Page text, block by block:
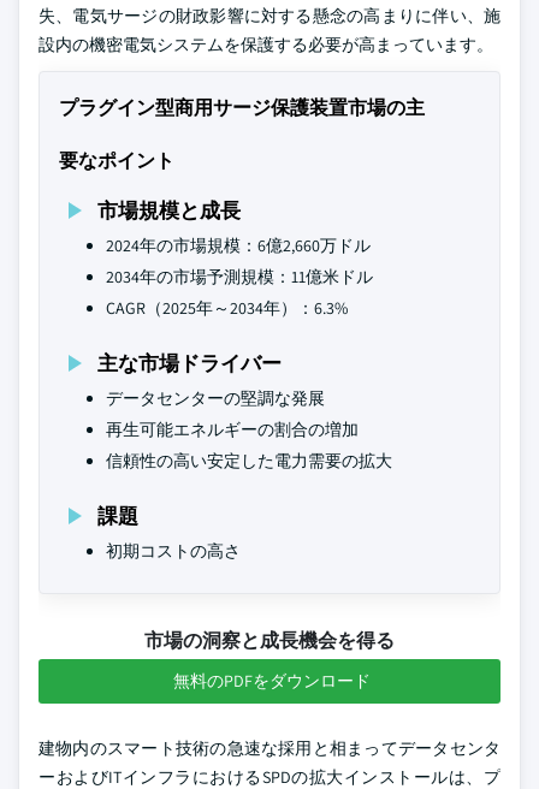
失、電気サージの財政影響に対する懸念の高まりに伴い、施
設内の機密電気システムを保護する必要が高まっています。
プラグイン型商用サージ保護装置市場の主
要なポイント
市場規模と成長
2024年の市場規模：6億2,660万ドル
2034年の市場予測規模：11億米ドル
CAGR（2025年～2034年）：6.3%
主な市場ドライバー
データセンターの堅調な発展
再生可能エネルギーの割合の増加
信頼性の高い安定した電力需要の拡大
課題
初期コストの高さ
市場の洞察と成長機会を得る
無料のPDFをダウンロード
建物内のスマート技術の急速な採用と相まってデータセンタ
ーおよびITインフラにおけるSPDの拡大インストールは、プ